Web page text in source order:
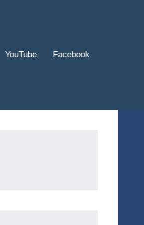
YouTube Facebook